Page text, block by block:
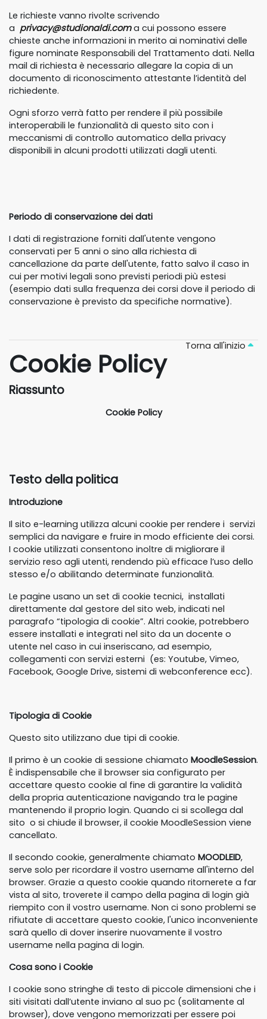
Le richieste vanno rivolte scrivendo
a privacy@studionaldi.com a cui possono essere
chieste anche informazioni in merito ai nominativi delle
figure nominate Responsabili del Trattamento dati. Nella
mail di richiesta è necessario allegare la copia di un
documento di riconoscimento attestante l’identità del
richiedente.
Ogni sforzo verrà fatto per rendere il più possibile
interoperabili le funzionalità di questo sito con i
meccanismi di controllo automatico della privacy
disponibili in alcuni prodotti utilizzati dagli utenti.
Periodo di conservazione dei dati
I dati di registrazione forniti dall'utente vengono
conservati per 5 anni o sino alla richiesta di
cancellazione da parte dell'utente, fatto salvo il caso in
cui per motivi legali sono previsti periodi più estesi
(esempio dati sulla frequenza dei corsi dove il periodo di
conservazione è previsto da specifiche normative).
Torna all'inizio
Cookie Policy
Riassunto
Cookie Policy
Testo della politica
Introduzione
Il sito e-learning utilizza alcuni cookie per rendere i servizi
semplici da navigare e fruire in modo efficiente dei corsi.
I cookie utilizzati consentono inoltre di migliorare il
servizio reso agli utenti, rendendo più efficace l’uso dello
stesso e/o abilitando determinate funzionalità.
Le pagine usano un set di cookie tecnici, installati
direttamente dal gestore del sito web, indicati nel
paragrafo “tipologia di cookie”. Altri cookie, potrebbero
essere installati e integrati nel sito da un docente o
utente nel caso in cui inseriscano, ad esempio,
collegamenti con servizi esterni (es: Youtube, Vimeo,
Facebook, Google Drive, sistemi di webconference ecc).
Tipologia di Cookie
Questo sito utilizzano due tipi di cookie.
Il primo è un cookie di sessione chiamato MoodleSession.
È indispensabile che il browser sia configurato per
accettare questo cookie al fine di garantire la validità
della propria autenticazione navigando tra le pagine
mantenendo il proprio login. Quando ci si scollega dal
sito o si chiude il browser, il cookie MoodleSession viene
cancellato.
Il secondo cookie, generalmente chiamato MOODLEID,
serve solo per ricordare il vostro username all'interno del
browser. Grazie a questo cookie quando ritornerete a far
vista al sito, troverete il campo della pagina di login già
riempito con il vostro username. Non ci sono problemi se
rifiutate di accettare questo cookie, l'unico inconveniente
sarà quello di dover inserire nuovamente il vostro
username nella pagina di login.
Cosa sono i Cookie
I cookie sono stringhe di testo di piccole dimensioni che i
siti visitati dall’utente inviano al suo pc (solitamente al
browser), dove vengono memorizzati per essere poi